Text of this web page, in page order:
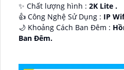
✨ Chất lượng hình : 2K Lite .
👍 Công Nghệ Sử Dụng : IP
🌙 Khoảng Cách Ban Đêm :
Ban Ðêm.